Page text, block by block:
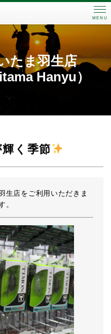
MENU
たま羽生店
Hanyu）
く季節
生店をご利用いただきま
。